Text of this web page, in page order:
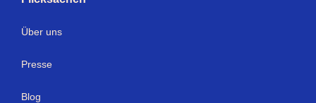
Über uns
Presse
Blog